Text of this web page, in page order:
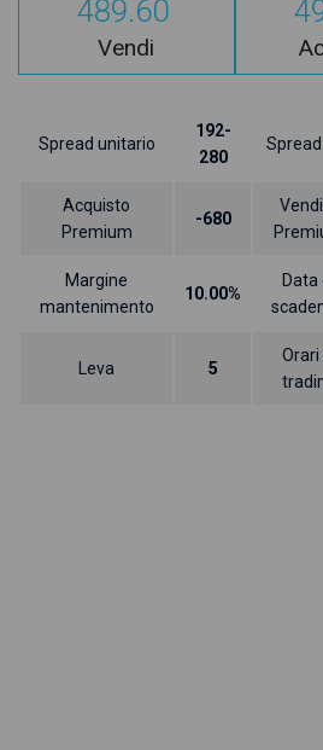
489.60
Vendi
Spread unitario
192-
280
Spread
Acquisto
Premium
-680
Margine
mantenimento
10.00%
Data
Leva 5
Orari